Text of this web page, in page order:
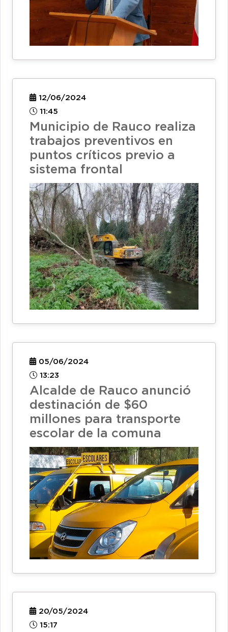
12/06/2024
11:45
Municipio de Rauco realiza
trabajos preventivos en
puntos críticos previo a
sistema frontal
05/06/2024
13:23
Alcalde de Rauco anunció
destinación de $60
millones para transporte
escolar de la comuna
20/05/2024
15:17